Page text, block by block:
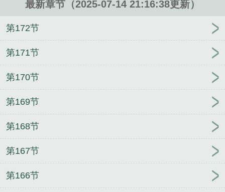
全家宠 穿越七零全家都是极品
穿越七零年代全家都
是极品
全家
越日常免费
离谱，谁家Alpha
我图谋不轨
带着系统在兽世种
（NPH）
（红楼同人）老太太的
别样生活
锦绣良
缘：夫君在上
呵呵，傲娇的
他
进化之超越星辰
因为绿茶我掉进了
最新章节（2025-07-14 21:16:38更新）
第172节
第171节
第170节
第169节
第168节
第167节
第166节